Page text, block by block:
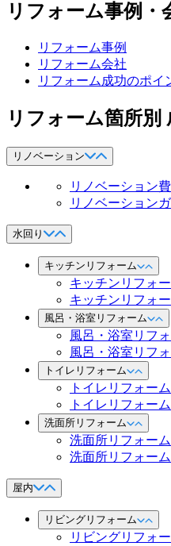
リフォーム事例・
リフォーム事例
リフォーム会社
リフォーム成功のポイ
リフォーム箇所別
リノベーション
リノベーション
リノベーション
水回り
キッチンリフォーム
キッチンリフォ
キッチンリフォ
風呂・浴室リフォーム
風呂・浴室リフ
風呂・浴室リフ
トイレリフォーム
トイレリフォー
トイレリフォー
洗面所リフォーム
洗面所リフォー
洗面所リフォー
屋内
リビングリフォーム
リビングリフォ